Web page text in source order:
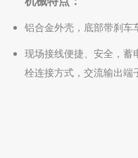
铝合金外壳，底部带刹车
现场接线便捷、安全，蓄
栓连接方式，交流输出端